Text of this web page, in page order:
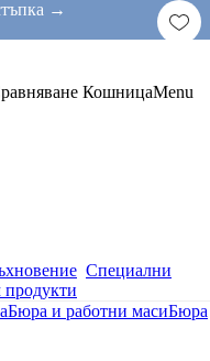
→
КошницаMenu
Специални
Бюра и работни масиБюра